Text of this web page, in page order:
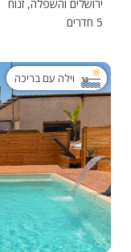
ירושלים והשפלה, זנוח
5 חדרים
וילה עם בריכה